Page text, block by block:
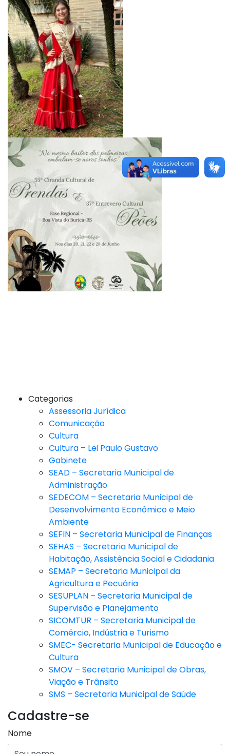
Categorias
Assessoria Jurídica
Comunicação
Cultura
Cultura – Lei Paulo Gustavo
Gabinete
SEAD – Secretaria Municipal de
Administração
SEDECOM – Secretaria Municipal de
Desenvolvimento Econômico e Meio
Ambiente
SEFIN – Secretaria Municipal de Finanças
SEHAS – Secretaria Municipal de
Habitação, Assistência Social e Cidadania
SEMAP – Secretaria Municipal da
Agricultura e Pecuária
SESUPLAN – Secretaria Municipal de
Supervisão e Planejamento
SICOMTUR – Secretaria Municipal de
Comércio, Indústria e Turismo
SMEC- Secretaria Municipal de Educação e
Cultura
SMOV – Secretaria Municipal de Obras,
Viação e Trânsito
SMS – Secretaria Municipal de Saúde
Cadastre-se
Nome